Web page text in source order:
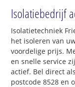
Isolatiebedrijf
Isolatietechniek
het isoleren van
voordelige prijs.
en snelle service
actief. Bel direct
postcode 8528 en